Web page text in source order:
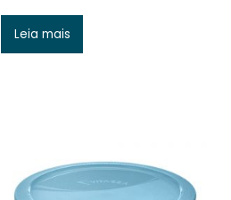
Leia mais